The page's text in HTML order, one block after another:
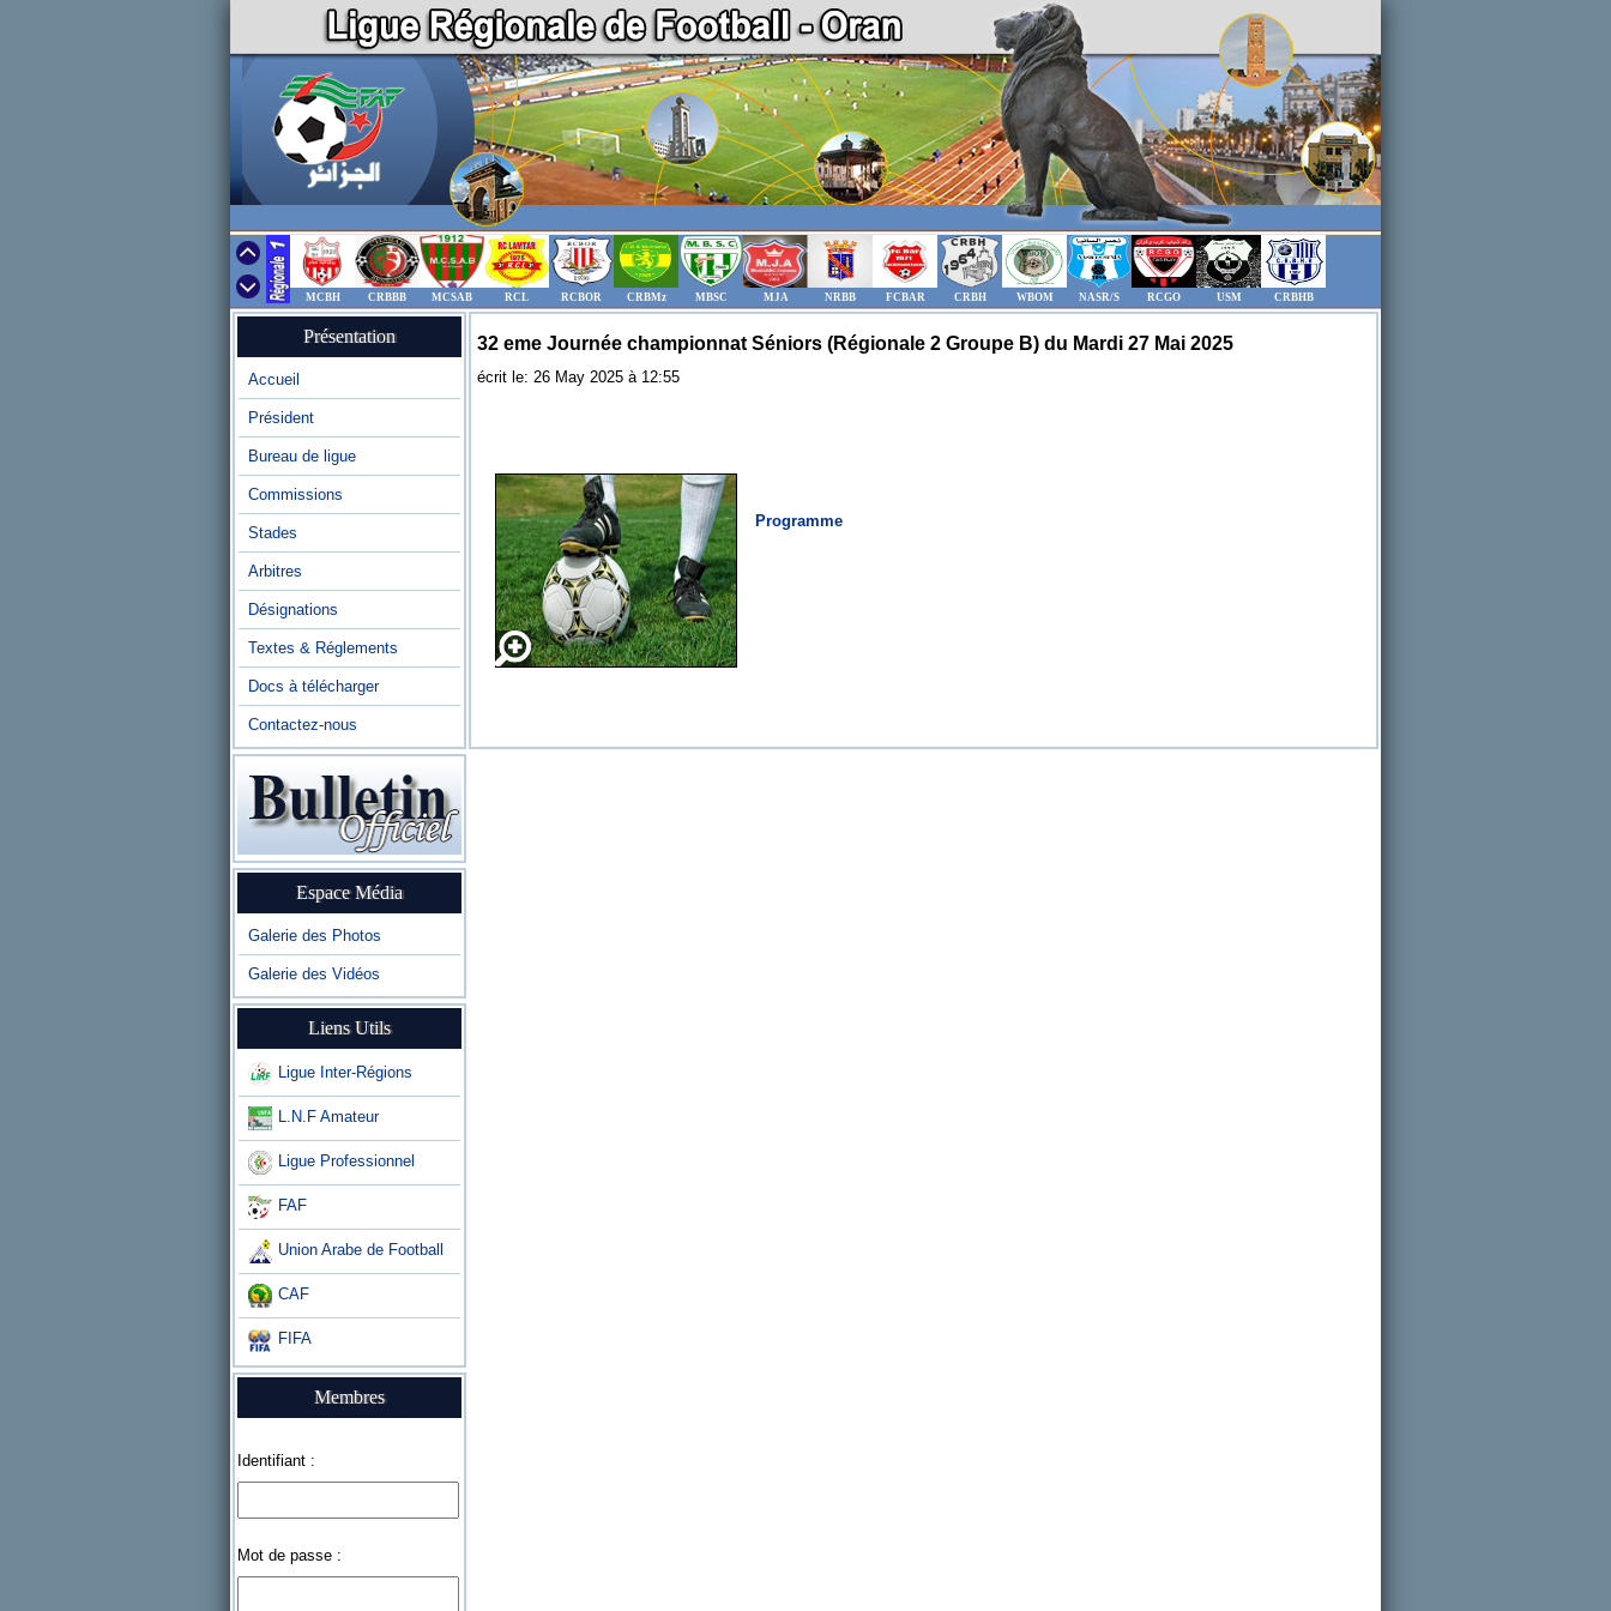
MCBH CRBBB MCSAB RCL RCBOR CRBMz MBSC MJA NRBB FCBAR CRBH WBOM NASR/S RCGO USM CRBHB
Présentation
Accueil
Président
Bureau de ligue
Commissions
Stades
Arbitres
Désignations
Textes & Réglements
Docs à télécharger
Contactez-nous
Espace Média
Galerie des Photos
Galerie des Vidéos
Liens Utils
Ligue Inter-Régions
L.N.F Amateur
Ligue Professionnel
FAF
Union Arabe de Football
CAF
FIFA
Membres
Identifiant :
Mot de passe :
32 eme Journée championnat Séniors (Régionale 2 Groupe B) du Mardi 27 Mai 2025
écrit le: 26 May 2025 à 12:55
Programme